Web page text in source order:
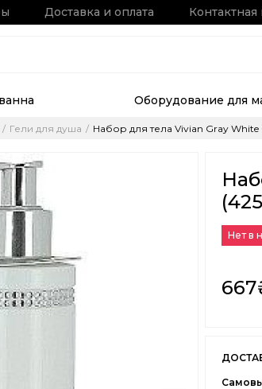
Доставка и оплата
Оборудование для
Гели для душа Набор для тела Vivian Gray White
Нет в